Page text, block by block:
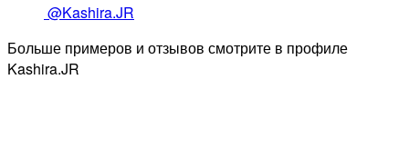
@Kashira.JR
Больше примеров и отзывов смотрите в профиле
Kashira.JR